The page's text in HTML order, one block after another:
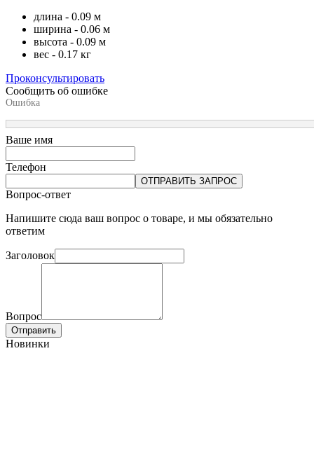
длина - 0.09 м
ширина - 0.06 м
высота - 0.09 м
вес - 0.17 кг
Проконсультировать
Сообщить об ошибке
Ошибка
Ваше имя
Телефон
ОТПРАВИТЬ ЗАПРОС
Вопрос-ответ
Напишите сюда ваш вопрос о товаре, и мы обязательно
ответим
Заголовок
Вопрос
Отправить
Новинки